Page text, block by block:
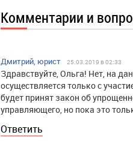
Комментарии и
Дмитрий, юрист 25.03.2019 в 02:33
Здравствуйте, Ольга! Нет, на
осуществляется только с
будет принят закон об
управляющего, но пока это
Ответить